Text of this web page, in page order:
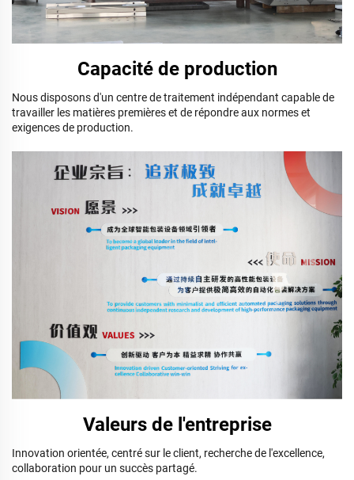
Capacité de production
Nous disposons d'un centre de traitement indépendant capable de
travailler les matières premières et de répondre aux normes et
exigences de production.
Valeurs de l'entreprise
Innovation orientée, centré sur le client, recherche de l'excellence,
collaboration pour un succès partagé.